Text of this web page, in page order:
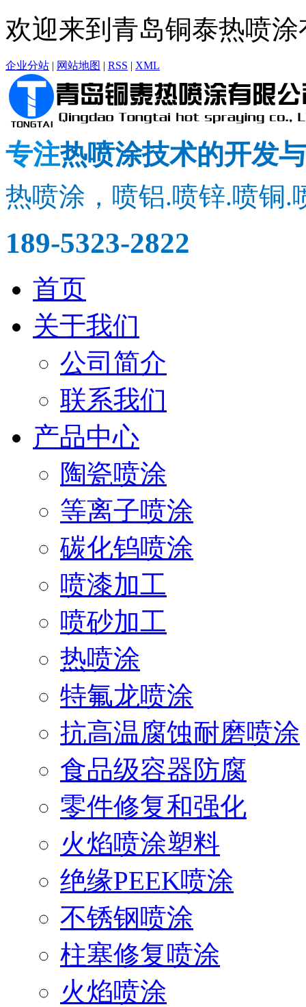
欢迎来到青岛铜泰热喷
企业分站 | 网站地图 | RSS | XML
专注热喷涂技术的开发
热喷涂，喷铝.喷锌.喷铜.
189-5323-2822
首页
关于我们
公司简介
联系我们
产品中心
陶瓷喷涂
等离子喷涂
碳化钨喷涂
喷漆加工
喷砂加工
热喷涂
特氟龙喷涂
抗高温腐蚀耐磨喷涂
食品级容器防腐
零件修复和强化
火焰喷涂塑料
绝缘PEEK喷涂
不锈钢喷涂
柱塞修复喷涂
火焰喷涂